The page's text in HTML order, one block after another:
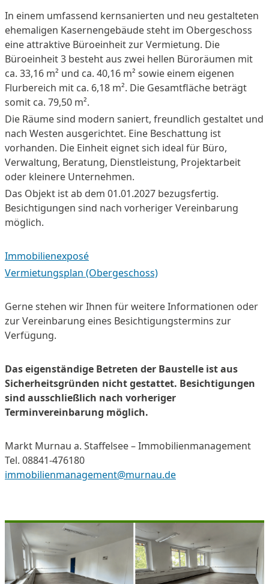
In einem umfassend kernsanierten und neu gestalteten
ehemaligen Kasernengebäude steht im Obergeschoss
eine attraktive Büroeinheit zur Vermietung. Die
Büroeinheit 3 besteht aus zwei hellen Büroräumen mit
ca. 33,16 m² und ca. 40,16 m² sowie einem eigenen
Flurbereich mit ca. 6,18 m². Die Gesamtfläche beträgt
somit ca. 79,50 m².
Die Räume sind modern saniert, freundlich gestaltet und
nach Westen ausgerichtet. Eine Beschattung ist
vorhanden. Die Einheit eignet sich ideal für Büro,
Verwaltung, Beratung, Dienstleistung, Projektarbeit
oder kleinere Unternehmen.
Das Objekt ist ab dem 01.01.2027 bezugsfertig.
Besichtigungen sind nach vorheriger Vereinbarung
möglich.
Immobilienexposé
Vermietungsplan (Obergeschoss)
Gerne stehen wir Ihnen für weitere Informationen oder
zur Vereinbarung eines Besichtigungstermins zur
Verfügung.
Das eigenständige Betreten der Baustelle ist aus
Sicherheitsgründen nicht gestattet. Besichtigungen
sind ausschließlich nach vorheriger
Terminvereinbarung möglich.
Markt Murnau a. Staffelsee – Immobilienmanagement
Tel. 08841-476180
immobilienmanagement@murnau.de